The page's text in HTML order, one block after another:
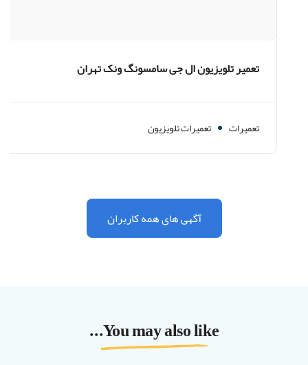
تعمیر تلویزیون ال جی سامسونگ ونک تهران
تعمیرات تعمیرات تلویزیون
آگهی های همه کاربران
You may also like...